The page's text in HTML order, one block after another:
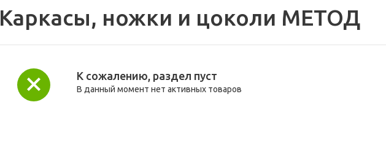
Каркасы, ножки и цоколи МЕТОД
К сожалению, раздел пуст
В данный момент нет активных товаров